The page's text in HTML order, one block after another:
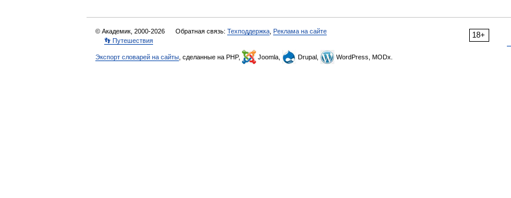
18+
© Академик, 2000-2026 Обратная связь: Техподдержка Реклама на сайте
👣 Путешествия
Экспорт словарей на сайты , сделанные на PHP, Joomla, Drupal, WordPress, MODx.